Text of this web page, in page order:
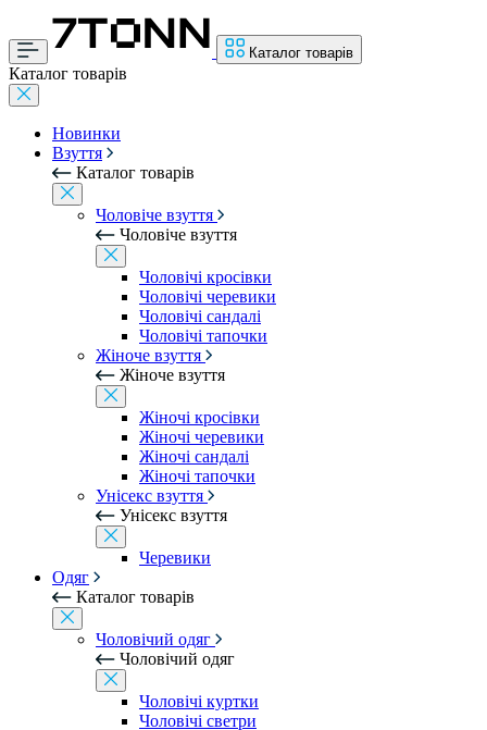
Каталог товарів
Каталог товарів
Новинки
Взуття
Каталог товарів
Чоловіче взуття
Чоловіче взуття
Чоловічі кросівки
Чоловічі черевики
Чоловічі сандалі
Чоловічі тапочки
Жіноче взуття
Жіноче взуття
Жіночі кросівки
Жіночі черевики
Жіночі сандалі
Жіночі тапочки
Унісекс взуття
Унісекс взуття
Черевики
Одяг
Каталог товарів
Чоловічий одяг
Чоловічий одяг
Чоловічі куртки
Чоловічі светри